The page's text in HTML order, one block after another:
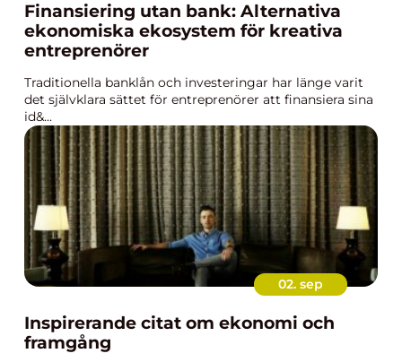
Finansiering utan bank: Alternativa
ekonomiska ekosystem för kreativa
entreprenörer
Traditionella banklån och investeringar har länge varit
det självklara sättet för entreprenörer att finansiera sina
id&...
02. sep
Inspirerande citat om ekonomi och
framgång